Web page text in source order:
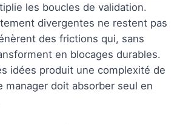
les boucles de validation.
divergentes ne restent pas
des frictions qui, sans
en blocages durables.
idées produit une complexité de
manager doit absorber seul en